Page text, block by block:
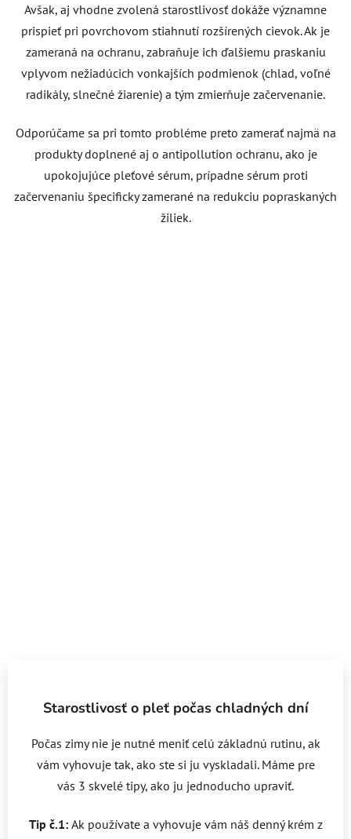
Avšak, aj vhodne zvolená starostlivosť dokáže významne
prispieť pri povrchovom stiahnutí rozšírených cievok. Ak je
zameraná na ochranu, zabraňuje ich ďalšiemu praskaniu
vplyvom nežiadúcich vonkajších podmienok (chlad, voľné
radikály, slnečné žiarenie) a tým zmierňuje začervenanie.
Odporúčame sa pri tomto probléme preto zamerať najmä na
produkty doplnené aj o antipollution ochranu, ako je
upokojujúce pleťové sérum, prípadne sérum proti
začervenaniu špecificky zamerané na redukciu popraskaných
žiliek.
Starostlivosť o pleť počas chladných dní
Počas zimy nie je nutné meniť celú základnú rutinu, ak
vám vyhovuje tak, ako ste si ju vyskladali. Máme pre
vás 3 skvelé tipy, ako ju jednoducho upraviť.
Tip č.1: Ak používate a vyhovuje vám náš denný krém z